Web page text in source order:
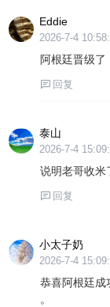
Eddie
2026-7-4
阿根廷晋级了
回复
泰山
2026-7-4
说明老哥收米
回复
小太子奶
2026-7-4
恭喜阿根廷成
。